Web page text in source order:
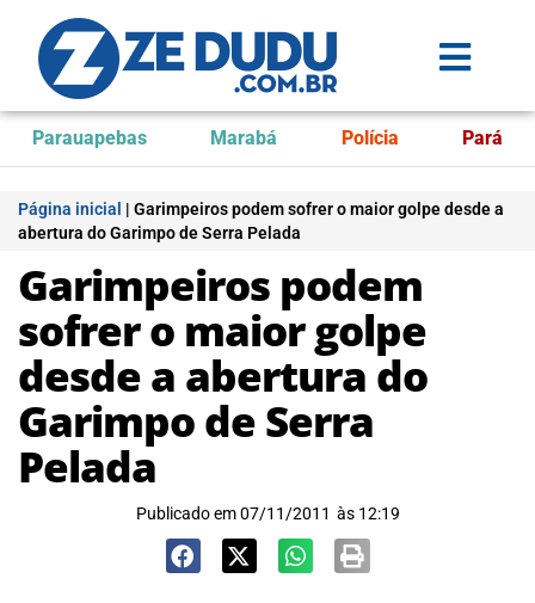
Parauapebas Marabá Polícia Pará
Página inicial | Garimpeiros podem sofrer o maior golpe desde a
abertura do Garimpo de Serra Pelada
Garimpeiros podem
sofrer o maior golpe
desde a abertura do
Garimpo de Serra
Pelada
Publicado em 07/11/2011 às 12:19